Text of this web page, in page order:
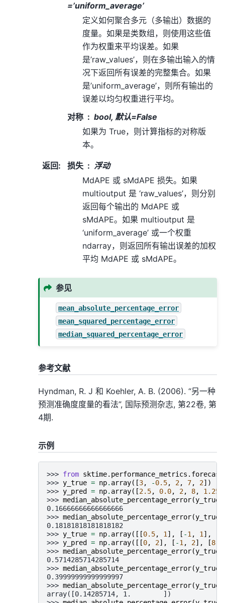
=’uniform_average’
定义如何聚合多元（多输出）数据的
度量。如果是类数组，则使用这些值
作为权重来平均误差。如果
是’raw_values’，则在多输出输入的情
况下返回所有误差的完整集合。如果
是’uniform_average’，则所有输出的
误差以均匀权重进行平均。
对称
bool, 默认=False
如果为 True，则计算指标的对称版
本。
返回: 损失
浮动
MdAPE 或 sMdAPE 损失。如果
multioutput 是 ‘raw_values’，则分别
返回每个输出的 MdAPE 或
sMdAPE。如果 multioutput 是
‘uniform_average’ 或一个权重
ndarray，则返回所有输出误差的加权
平均 MdAPE 或 sMdAPE。
参见
mean_absolute_percentage_error
mean_squared_percentage_error
median_squared_percentage_error
参考文献
Hyndman, R. J 和 Koehler, A. B. (2006). “另一种
预测准确度度量的看法”, 国际预测杂志, 第22卷, 第
4期.
示例
>>> from
>>> y_true = np. array([3, -0.5, 2, 7, 2])
>>> y_pred = np. array([2.5, 0.0, 2, 8, 1.25
>>> median_absolute_percentage_error(y_true
0.16666666666666666
>>> median_absolute_percentage_error(y_true
0.18181818181818182
>>> y_true = np. array([[0.5, 1], [ -1, 1],
>>> y_pred = np. array([[0, 2], [ -1, 2], [8
>>> median_absolute_percentage_error(y_true
0.5714285714285714
>>> median_absolute_percentage_error(y_true
0.39999999999999997
>>> median_absolute_percentage_error(y_true
array([0.14285714, 1.        ])